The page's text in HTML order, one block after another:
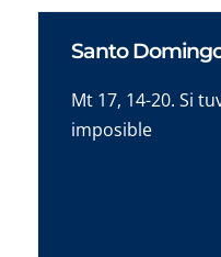
Santo
Mt 17, 14-20. Si
imposible